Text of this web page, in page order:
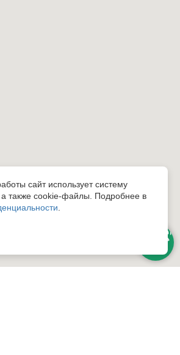
сайт использует систему
также cookie-файлы. Подробнее в